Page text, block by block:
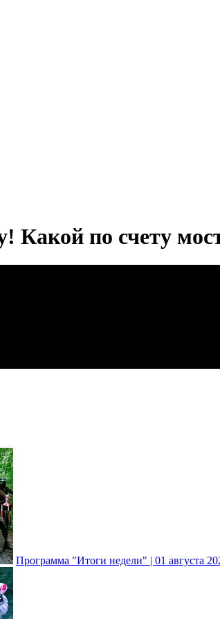
Какой по счету
Программа "Итоги недели" | 01 августа